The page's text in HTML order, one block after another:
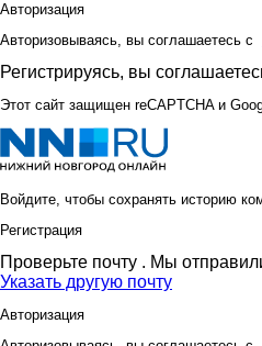
Авторизация
Авторизовываясь, вы соглашаетесь с
Регистрируясь, вы
Этот сайт защищен reCAPTCHA и
Войдите, чтобы сохранять историю
Регистрация
Проверьте почту . Мы
Указать другую почту
Авторизация